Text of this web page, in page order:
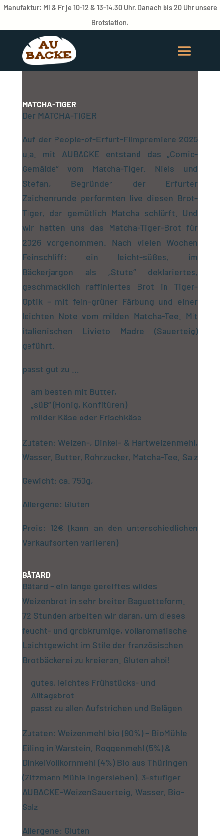
Manufaktur: Mi & Fr je 10-12 & 13-14.30 Uhr. Danach bis 20 Uhr unsere
Brotstation.
MATCHA-TIGER
Der MATCHA-TIGER
Auf der People-of-Erfurt-Filmpremiere 2025
u.a. mit AUBACKE entstand das „Comic-
Gemälde“ vom Matcha-Tiger. Niels und
Stefan, Begründer der Erfurter
Zeichenrunde performten live diesen Brot-
Tiger, der gemütlich Matcha schlürft. Und
wir hatten uns das Matcha-Tiger-Brot für
2026 vorgenommen. Nach vielen Wochen
Feinschliff: ein leicht-süßes, im
Bäckerjargon als „Stute“ deklariertes,
geschmacklich raffiniertes Brot in Tiger-
Optik – mit fein-grüner Färbung und einer
leichten Note vom milden Matcha-Tee. Mit
italienischen Livieto Madre (Sauerteig)
geführt.
passt gut zu …
am besten mit Butter,
„süß“ (Honig, Konfitüren)
milder Käse oder Frischkäse
Zutaten: Weizen-, Dinkel- & Hartweizenmehl,
Wasser, Butter, Rohrzucker, Matcha-Tee, Salz
Gewicht: ca. 750g,
Allergene: Gluten
Preis: 12€ (kann an den unterschiedlichen
Verkaufsorten variieren)
BÂTARD
Bâtard – ein lange gereiftes wildes
Weizenbrot in sehr breiter Baguetteform.
72 Stunden arbeiten wir daran, um dieses
feucht- und grobkrumige, vollaromatische
Leichtgewicht im Stile der französischen
Brotbäckerei zu kreieren. Gluten ahoi!
gutes, leichtes Frühstücks- und
Alltagsbrot
passt zu allen Aufstrichen und Belägen
Zutaten: Weizenmehl bio (90%) – BioMühle
Eiling in Warstein, Roggenmehl (5%) &
DinkelVollkornmehl (4%) Bio aus Thüringen
(Zitzmann Mühle Ingersleben), 3-stufiger
AUBACKE-WeizenSauerteig, Wasser, Bio-
Salz
Allergene: Gluten